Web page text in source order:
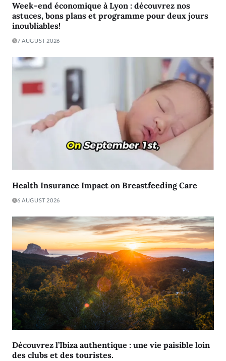
Week-end économique à Lyon : découvrez nos
astuces, bons plans et programme pour deux jours
inoubliables!
7 AUGUST 2026
Health Insurance Impact on Breastfeeding Care
6 AUGUST 2026
Découvrez l’Ibiza authentique : une vie paisible loin
des clubs et des touristes.